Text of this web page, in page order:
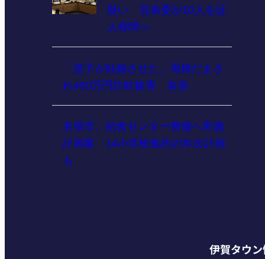
疑い 百条委が10人を証
人尋問へ
「息子が妊娠させた」母娘だまさ
れ400万円詐欺被害 名張
名張市、給食センター整備へ実施
計画案 14小学校集約の年次計画
も
伊賀タウ